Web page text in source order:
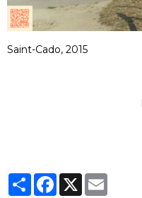
Saint-Cado, 2015
PartagerFacebook
X